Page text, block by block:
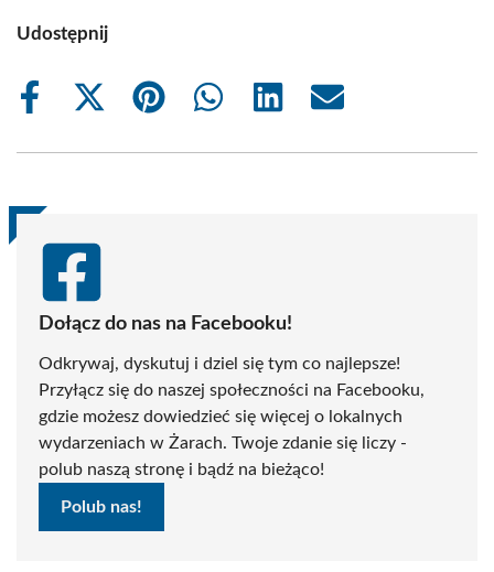
Udostępnij
Share
Share
(Twitter)
Share
Share
Share
Share
Dołącz do nas na Facebooku!
Odkrywaj, dyskutuj i dziel się tym co najlepsze!
Przyłącz się do naszej społeczności na Facebooku,
gdzie możesz dowiedzieć się więcej o lokalnych
wydarzeniach w Żarach. Twoje zdanie się liczy -
polub naszą stronę i bądź na bieżąco!
Polub nas!